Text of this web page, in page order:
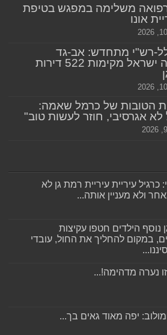
משלימה במפגש בטיפת
אונו
רש"י מתחדש: אב-גד
ואפריקה ישראל מקימות 522 דירות
הטובות של כרמל שאמה:
לא אגרסיבי, חוזר לעשות טוב"
כרגיל עיריית עיריית רמת גן לא
ולא מעניין אותה...
נוסף הילדים חטפו עקיצות
במקום להחליך את החול, עובדי
נערה מדהימה!...
יפה מאוד גאים בך...